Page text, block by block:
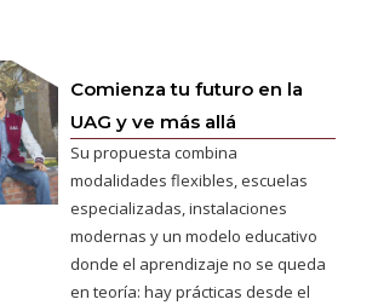
Comienza tu futuro en la
UAG y ve más allá
Su propuesta combina
modalidades flexibles, escuelas
especializadas, instalaciones
modernas y un modelo educativo
donde el aprendizaje no se queda
en teoría: hay prácticas desde el